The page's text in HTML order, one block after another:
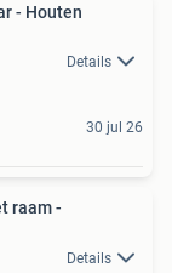
- Houten
Details
30 jul 26
raam -
Details